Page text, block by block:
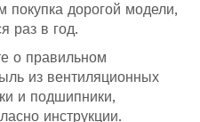
покупка дорогой модели,
раз в год.
о правильном
из вентиляционных
и подшипники,
инструкции.